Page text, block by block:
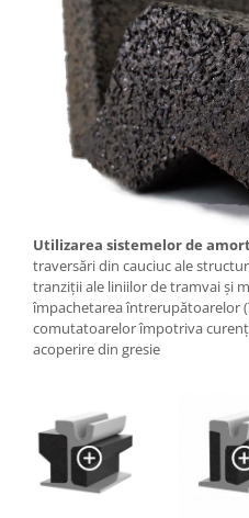
Utilizarea sistemelor de
traversări din cauciuc ale
tranziții ale liniilor de tramvai și
împachetarea întrerupătoarelor
comutatoarelor împotriva
acoperire din gresie